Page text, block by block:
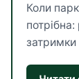
Коли
потрібна:
затримки